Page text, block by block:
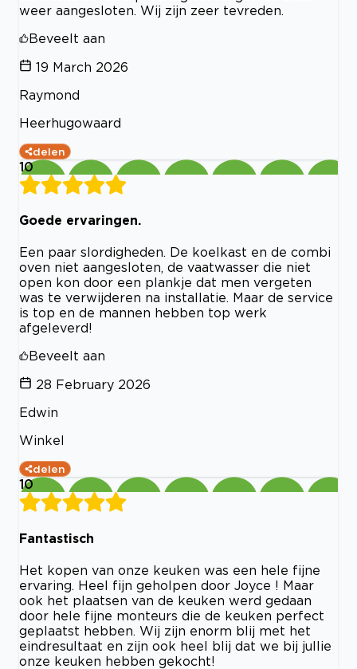
weer aangesloten. Wij zijn zeer tevreden.
Beveelt aan
19 March 2026
Raymond
Heerhugowaard
delen
10
Goede ervaringen.
Een paar slordigheden. De koelkast en de combi
oven niet aangesloten, de vaatwasser die niet
open kon door een plankje dat men vergeten
was te verwijderen na installatie. Maar de service
is top en de mannen hebben top werk
afgeleverd!
Beveelt aan
28 February 2026
Edwin
Winkel
delen
10
Fantastisch
Het kopen van onze keuken was een hele fijne
ervaring. Heel fijn geholpen door Joyce ! Maar
ook het plaatsen van de keuken werd gedaan
door hele fijne monteurs die de keuken perfect
geplaatst hebben. Wij zijn enorm blij met het
eindresultaat en zijn ook heel blij dat we bij jullie
onze keuken hebben gekocht!